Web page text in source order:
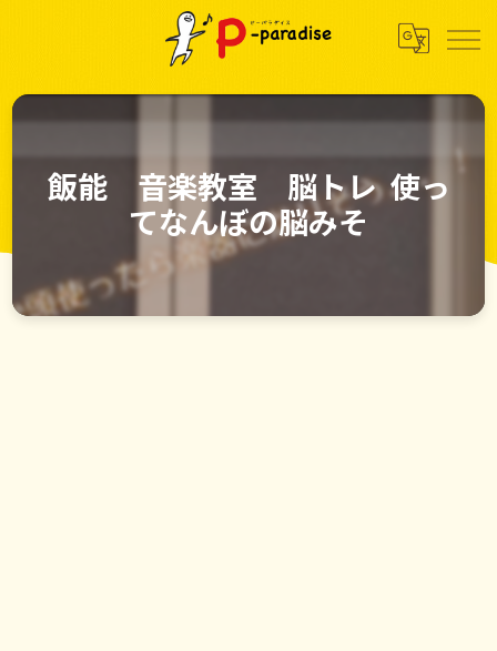
飯能 音楽教室 脳トレ 使っ
てなんぼの脳みそ